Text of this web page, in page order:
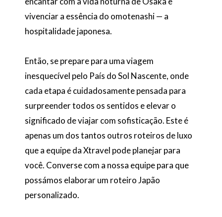
vivenciar a essência do omotenashi — a
hospitalidade japonesa.
Então, se prepare para uma viagem
inesquecível pelo País do Sol Nascente, onde
cada etapa é cuidadosamente pensada para
surpreender todos os sentidos e elevar o
significado de viajar com sofisticação. Este é
apenas um dos tantos outros roteiros de luxo
que a equipe da Xtravel pode planejar para
você. Converse com a nossa equipe para que
possámos elaborar um roteiro Japão
personalizado.